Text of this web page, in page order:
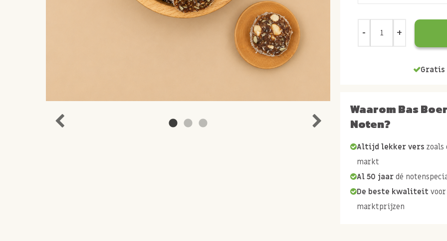
Gratis
Waarom Bas
Noten?
Altijd lekker vers zoals
markt
Al 50 jaar dé
De beste kwaliteit voor
marktprijzen